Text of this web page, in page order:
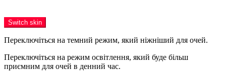
Switch skin
Переключіться на темний режим, який ніжніший для очей.
Переключіться на режим освітлення, який буде більш
приємним для очей в денний час.